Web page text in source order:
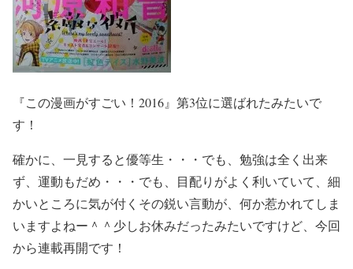
『この漫画がすごい！2016』第3位に選ばれたみたいで
す！
確かに、一見すると優等生・・・でも、勉強は全く出来
ず、運動もだめ・・・でも、目配りがよく利いていて、細
かいところに気が付くその鋭い言動が、何か惹かれてしま
いますよねー＾＾少しお休みだったみたいですけど、今回
から連載再開です！